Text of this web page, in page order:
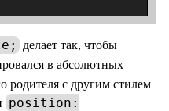
делает так, чтобы
в абсолютных
родителя с другим стилем
position: